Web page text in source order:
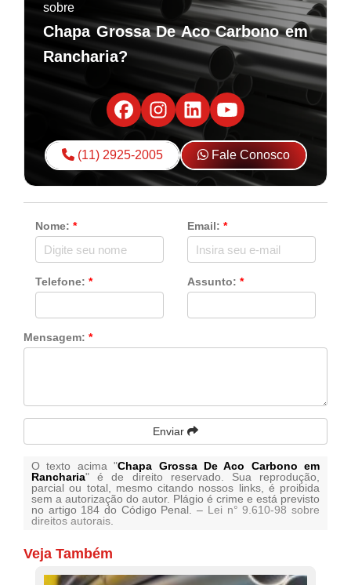
sobre
Chapa Grossa De Aco Carbono em
Rancharia?
(11) 2925-2005 Fale Conosco
Nome: * Email: *
Telefone: * Assunto: *
Mensagem: *
Enviar
O texto acima "Chapa Grossa De Aco Carbono em
Rancharia" é de direito reservado. Sua reprodução,
parcial ou total, mesmo citando nossos links, é proibida
sem a autorização do autor. Plágio é crime e está previsto
no artigo 184 do Código Penal. – Lei n° 9.610-98 sobre
direitos autorais
Veja Também